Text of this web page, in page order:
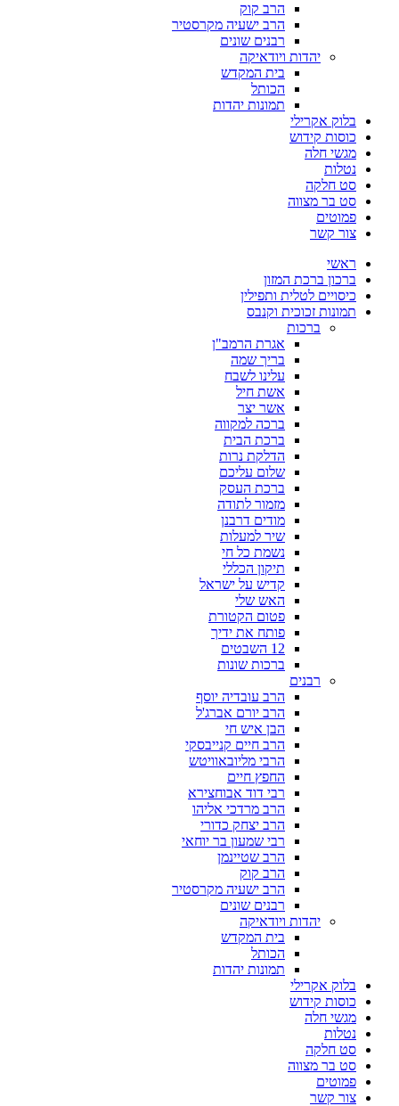
הרב קוק
הרב ישעיה מקרסטיר
רבנים שונים
יהדות ויודאיקה
בית המקדש
הכותל
תמונות יהדות
בלוק אקרילי
כוסות קידוש
מגשי חלה
נטלות
סט חלקה
סט בר מצווה
פמוטים
צור קשר
ראשי
ברכון ברכת המזון
כיסויים לטלית ותפילין
תמונות זכוכית וקנבס
ברכות
אגרת הרמב"ן
בריך שמה
עלינו לשבח
אשת חיל
אשר יצר
ברכה למקווה
ברכת הבית
הדלקת נרות
שלום עליכם
ברכת העסק
מזמור לתודה
מודים דרבנן
שיר למעלות
נשמת כל חי
תיקון הכללי
קדיש על ישראל
האש שלי
פטום הקטורת
פותח את ידיך
12 השבטים
ברכות שונות
רבנים
הרב עובדיה יוסף
הרב יורם אברג'ל
הבן איש חי
הרב חיים קנייבסקי
הרבי מליובאוויטש
החפץ חיים
רבי דוד אבוחצירא
הרב מרדכי אליהו
הרב יצחק כדורי
רבי שמעון בר יוחאי
הרב שטיינמן
הרב קוק
הרב ישעיה מקרסטיר
רבנים שונים
יהדות ויודאיקה
בית המקדש
הכותל
תמונות יהדות
בלוק אקרילי
כוסות קידוש
מגשי חלה
נטלות
סט חלקה
סט בר מצווה
פמוטים
צור קשר